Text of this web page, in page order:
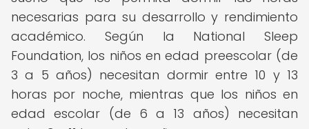
necesarias para su desarrollo y rendimiento
académico. Según la National Sleep
Foundation, los niños en edad preescolar (de
3 a 5 años) necesitan dormir entre 10 y 13
horas por noche, mientras que los niños en
edad escolar (de 6 a 13 años) necesitan